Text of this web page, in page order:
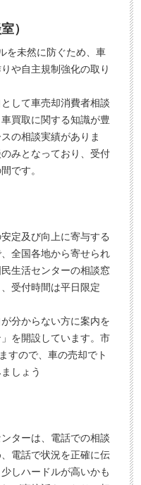
）
を未然に防ぐため、車
や自主規制強化の取り
して車売却消費者相談
買取に関する知識が豊
の相談実績がありま
みとなっており、受付
です。
定及び向上に寄与する
全国各地から寄せられ
生活センターの相談窓
受付時間は平日限定
分からない方に案内を
を開設しています。市
すので、車の売却でト
しょう
ターは、電話での相談
電話で状況を正確に伝
しハードルが高いかも